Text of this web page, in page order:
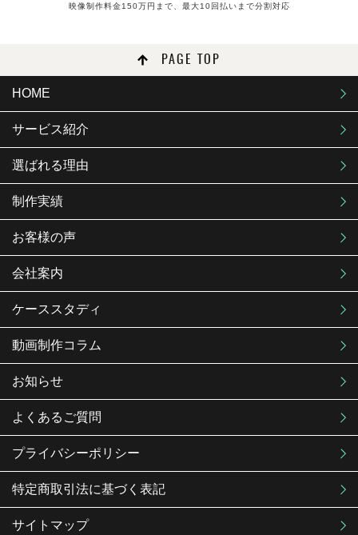
映像制作料金150万円まで、最大10回払いまで分割対応
PAGE TOP
HOME
サービス紹介
選ばれる理由
制作実績
お客様の声
会社案内
ケーススタディ
動画制作コラム
お知らせ
よくあるご質問
プライバシーポリシー
特定商取引法に基づく表記
サイトマップ